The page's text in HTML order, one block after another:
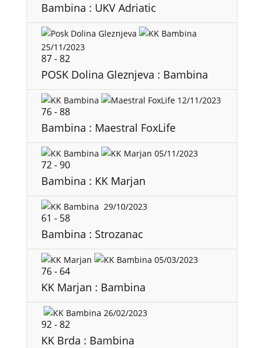
Bambina : UKV Adriatic
25/11/2023
87-82
POSK Dolina Gleznjeva : Bambina
12/11/2023
76-88
Bambina : Maestral FoxLife
05/11/2023
72-90
Bambina : KK Marjan
29/10/2023
61 - 58
Bambina : Strozanac
05/03/2023
76- 64
KK Marjan : Bambina
26/02/2023
92-82
KK Brda : Bambina